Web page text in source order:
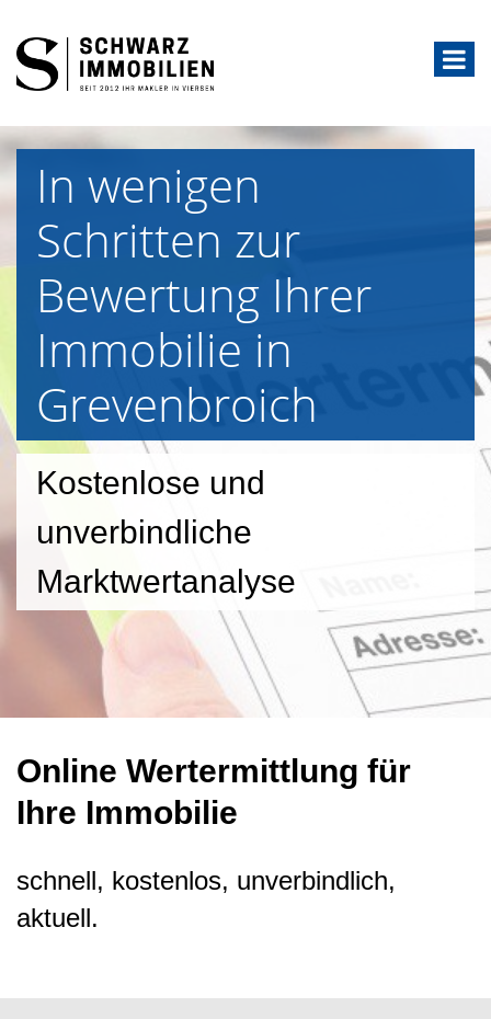
In wenigen
Schritten zur
Bewertung Ihrer
Immobilie in
Grevenbroich
Kostenlose und
unverbindliche
Marktwertanalyse
Online Wertermittlung für
Ihre Immobilie
schnell, kostenlos, unverbindlich,
aktuell.